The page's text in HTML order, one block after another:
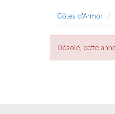
Côtes d'Armor
Désolé, cette